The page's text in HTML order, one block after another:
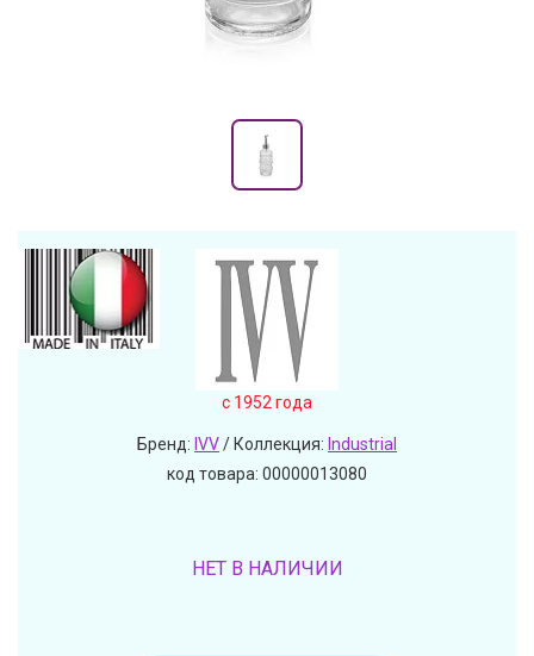
c 1952 года
Бренд: IVV/ Коллекция: Industrial
код товара: 00000013080
НЕТ В НАЛИЧИИ